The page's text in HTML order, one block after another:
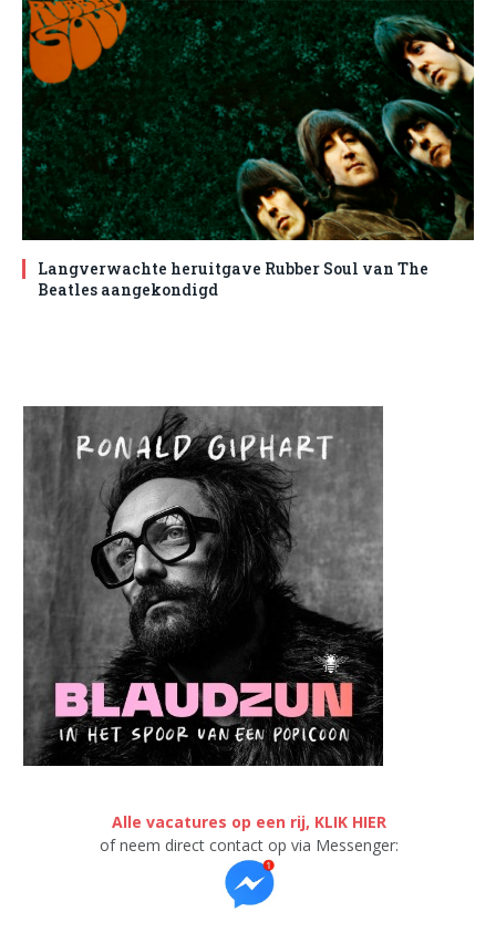
Langverwachte heruitgave Rubber Soul van The
Beatles aangekondigd
Alle vacatures op een rij, KLIK HIER
of neem direct contact op via Messenger: